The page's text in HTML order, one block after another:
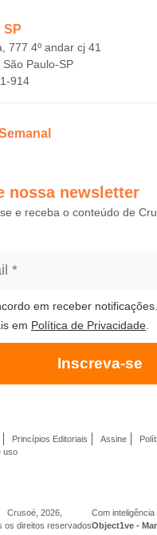
SP
777 4º andar cj 41
São Paulo-SP
914
nossa newsletter
e receba o conteúdo de
em receber notificações.
em Política de Privacidade
Inscreva-se
Crusoé, 2026,
os direitos reservados
Com inteligência
Object1ve -
Princípios Editoriais Assine
uso